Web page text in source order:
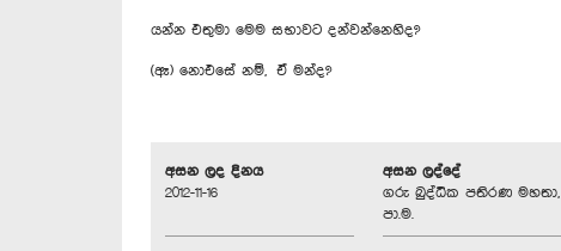
යන්න එතුමා මෙම සභාවට දන්වන්නෙහිද?
(ඈ) නොඑසේ නම්, ඒ මන්ද?
අසන ලද දිනය
2012-11-16
අසන ලද්දේ
ගරු බුද්ධික පතිරණ මහතා,
පා.ම.